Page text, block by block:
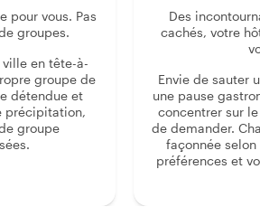
pour vous. Pas
groupes.
en tête-à-
groupe de
détendue et
précipitation,
groupe
Des
cachés, votre
Envie de sauter
une pause
concentrer sur
de demander.
façonnée
préférences et